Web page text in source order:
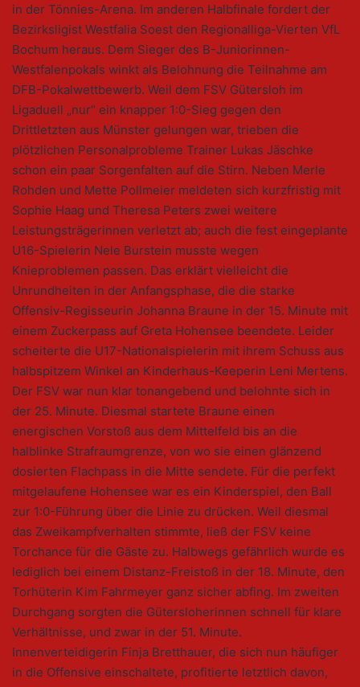
in der Tönnies-Arena. Im anderen Halbfinale fordert der
Bezirksligist Westfalia Soest den Regionalliga-Vierten VfL
Bochum heraus. Dem Sieger des B-Juniorinnen-
Westfalenpokals winkt als Belohnung die Teilnahme am
DFB-Pokalwettbewerb. Weil dem FSV Gütersloh im
Ligaduell „nur“ ein knapper 1:0-Sieg gegen den
Drittletzten aus Münster gelungen war, trieben die
plötzlichen Personalprobleme Trainer Lukas Jäschke
schon ein paar Sorgenfalten auf die Stirn. Neben Merle
Rohden und Mette Pollmeier meldeten sich kurzfristig mit
Sophie Haag und Theresa Peters zwei weitere
Leistungsträgerinnen verletzt ab; auch die fest eingeplante
U16-Spielerin Nele Burstein musste wegen
Knieproblemen passen. Das erklärt vielleicht die
Unrundheiten in der Anfangsphase, die die starke
Offensiv-Regisseurin Johanna Braune in der 15. Minute mit
einem Zuckerpass auf Greta Hohensee beendete. Leider
scheiterte die U17-Nationalspielerin mit ihrem Schuss aus
halbspitzem Winkel an Kinderhaus-Keeperin Leni Mertens.
Der FSV war nun klar tonangebend und belohnte sich in
der 25. Minute. Diesmal startete Braune einen
energischen Vorstoß aus dem Mittelfeld bis an die
halblinke Strafraumgrenze, von wo sie einen glänzend
dosierten Flachpass in die Mitte sendete. Für die perfekt
mitgelaufene Hohensee war es ein Kinderspiel, den Ball
zur 1:0-Führung über die Linie zu drücken. Weil diesmal
das Zweikampfverhalten stimmte, ließ der FSV keine
Torchance für die Gäste zu. Halbwegs gefährlich wurde es
lediglich bei einem Distanz-Freistoß in der 18. Minute, den
Torhüterin Kim Fahrmeyer ganz sicher abfing. Im zweiten
Durchgang sorgten die Gütersloherinnen schnell für klare
Verhältnisse, und zwar in der 51. Minute.
Innenverteidigerin Finja Bretthauer, die sich nun häufiger
in die Offensive einschaltete, profitierte letztlich davon,